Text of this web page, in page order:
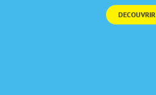
DECOUVRIR